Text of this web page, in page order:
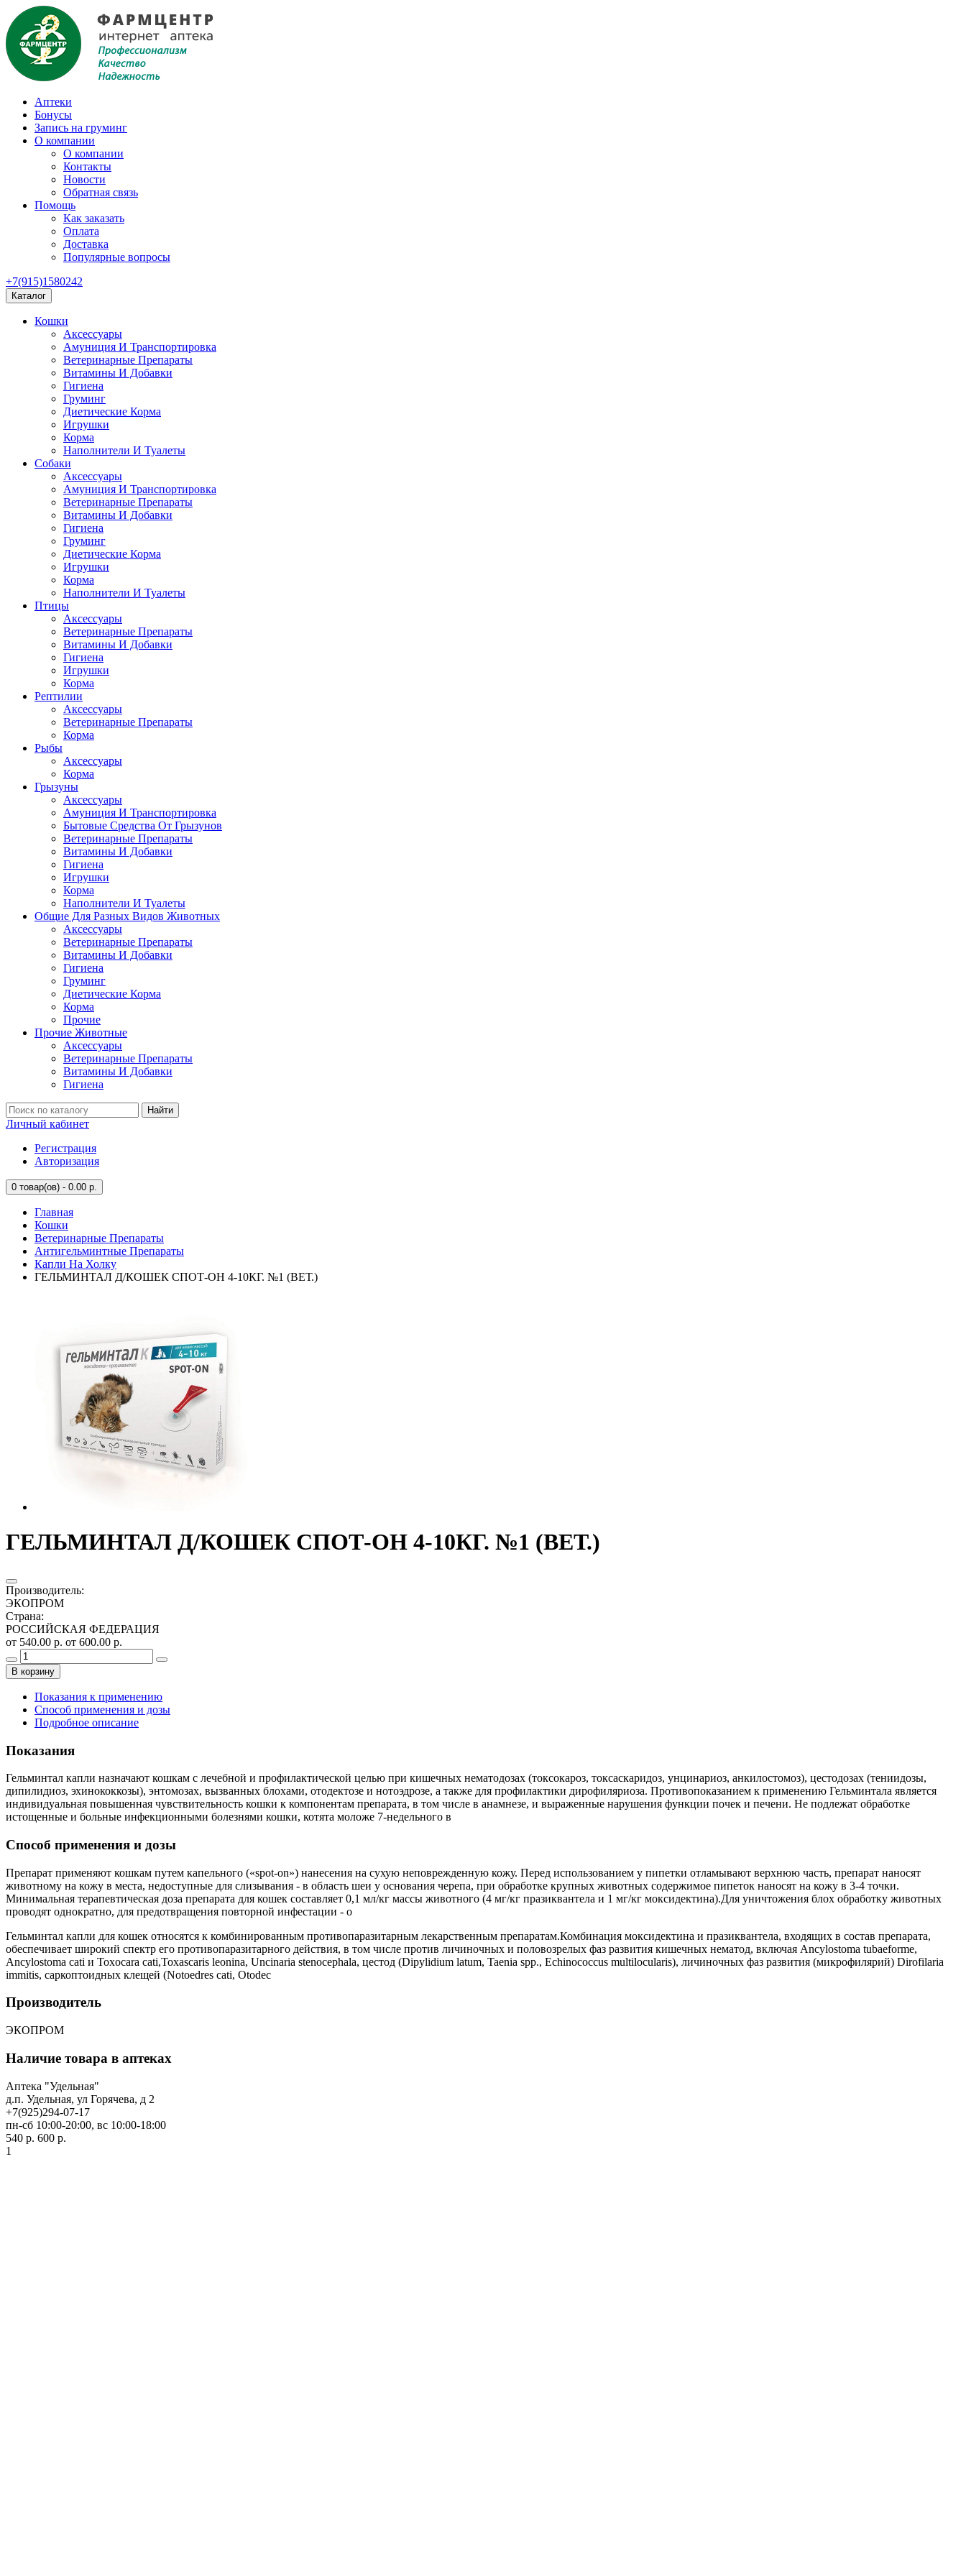
Аптеки
Бонусы
Запись на груминг
О компании
О компании
Контакты
Новости
Обратная связь
Помощь
Как заказать
Оплата
Доставка
Популярные вопросы
+7(915)1580242
Каталог
Кошки
Аксессуары
Амуниция И Транспортировка
Ветеринарные Препараты
Витамины И Добавки
Гигиена
Груминг
Диетические Корма
Игрушки
Корма
Наполнители И Туалеты
Собаки
Аксессуары
Амуниция И Транспортировка
Ветеринарные Препараты
Витамины И Добавки
Гигиена
Груминг
Диетические Корма
Игрушки
Корма
Наполнители И Туалеты
Птицы
Аксессуары
Ветеринарные Препараты
Витамины И Добавки
Гигиена
Игрушки
Корма
Рептилии
Аксессуары
Ветеринарные Препараты
Корма
Рыбы
Аксессуары
Корма
Грызуны
Аксессуары
Амуниция И Транспортировка
Бытовые Средства От Грызунов
Ветеринарные Препараты
Витамины И Добавки
Гигиена
Игрушки
Корма
Наполнители И Туалеты
Общие Для Разных Видов Животных
Аксессуары
Ветеринарные Препараты
Витамины И Добавки
Гигиена
Груминг
Диетические Корма
Корма
Прочие
Прочие Животные
Аксессуары
Ветеринарные Препараты
Витамины И Добавки
Гигиена
Найти
Личный кабинет
Регистрация
Авторизация
0 товар(ов) - 0.00 р.
Главная
Кошки
Ветеринарные Препараты
Антигельминтные Препараты
Капли На Холку
ГЕЛЬМИНТАЛ Д/КОШЕК СПОТ-ОН 4-10КГ. №1 (ВЕТ.)
ГЕЛЬМИНТАЛ Д/КОШЕК СПОТ-ОН 4-10КГ. №1 (ВЕТ.)
Производитель:
ЭКОПРОМ
Страна:
РОССИЙСКАЯ ФЕДЕРАЦИЯ
от 540.00 р. от 600.00 р.
В корзину
Показания к применению
Способ применения и дозы
Подробное описание
Показания
Гельминтал капли назначают кошкам с лечебной и профилактической целью при кишечных нематодозах (токсокароз, токсаскаридоз, унцинариоз, анкилостомоз), цестодозах (тениидозы,
дипилидиоз, эхинококкозы), энтомозах, вызванных блохами, отодектозе и нотоэдрозе, а также для профилактики дирофиляриоза. Противопоказанием к применению Гельминтала является
индивидуальная повышенная чувствительность кошки к компонентам препарата, в том числе в анамнезе, и выраженные нарушения функции почек и печени. Не подлежат обработке
истощенные и больные инфекционными болезнями кошки, котята моложе 7-недельного в
Способ применения и дозы
Препарат применяют кошкам путем капельного («spot-on») нанесения на сухую неповрежденную кожу. Перед использованием у пипетки отламывают верхнюю часть, препарат наносят
животному на кожу в места, недоступные для слизывания - в область шеи у основания черепа, при обработке крупных животных содержимое пипеток наносят на кожу в 3-4 точки.
Минимальная терапевтическая доза препарата для кошек составляет 0,1 мл/кг массы животного (4 мг/кг празиквантела и 1 мг/кг моксидектина).Для уничтожения блох обработку животных
проводят однократно, для предотвращения повторной инфестации - о
Гельминтал капли для кошек относятся к комбинированным противопаразитарным лекарственным препаратам.Комбинация моксидектина и празиквантела, входящих в состав препарата,
обеспечивает широкий спектр его противопаразитарного действия, в том числе против личиночных и половозрелых фаз развития кишечных нематод, включая Ancylostoma tubaeforme,
Ancylostoma cati и Toxocara cati,Toxascaris leonina, Uncinaria stenocephala, цестод (Dipylidium latum, Taenia spp., Echinococcus multilocularis), личиночных фаз развития (микрофилярий) Dirofilaria
immitis, саркоптоидных клещей (Notoedres cati, Otodec
Производитель
ЭКОПРОМ
Наличие товара в аптеках
Аптека "Удельная"
д.п. Удельная, ул Горячева, д 2
+7(925)294-07-17
пн-сб 10:00-20:00, вс 10:00-18:00
540 р. 600 р.
1